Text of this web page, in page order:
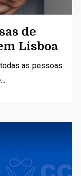
de
Lisboa
as pessoas